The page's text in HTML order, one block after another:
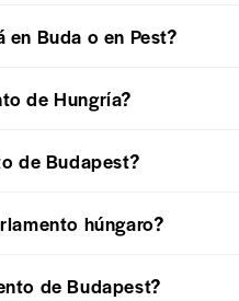
en Buda o en Pest?
de Hungría?
de Budapest?
húngaro?
de Budapest?